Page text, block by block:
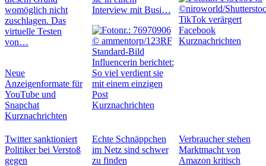
womöglich nicht
zuschlagen. Das
virtuelle Testen
von…
Neue
Anzeigenformate für
YouTube und
Snapchat
Kurznachrichten
Interview mit Busi…
Influencerin berichtet:
So viel verdient sie
mit einem einzigen
Post
Kurznachrichten
TikTok verärgert
Facebook
Kurznachrichten
Twitter sanktioniert
Politiker bei Verstoß
gegen
Echte Schnäppchen
im Netz sind schwer
zu finden
Verbraucher stehen
Marktmacht von
Amazon kritisch